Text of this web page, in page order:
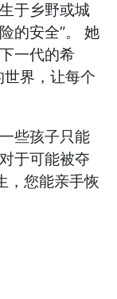
于乡野或城
的安全”。 她
一代的希
界，让每个
些孩子只能
于可能被夺
，您能亲手恢